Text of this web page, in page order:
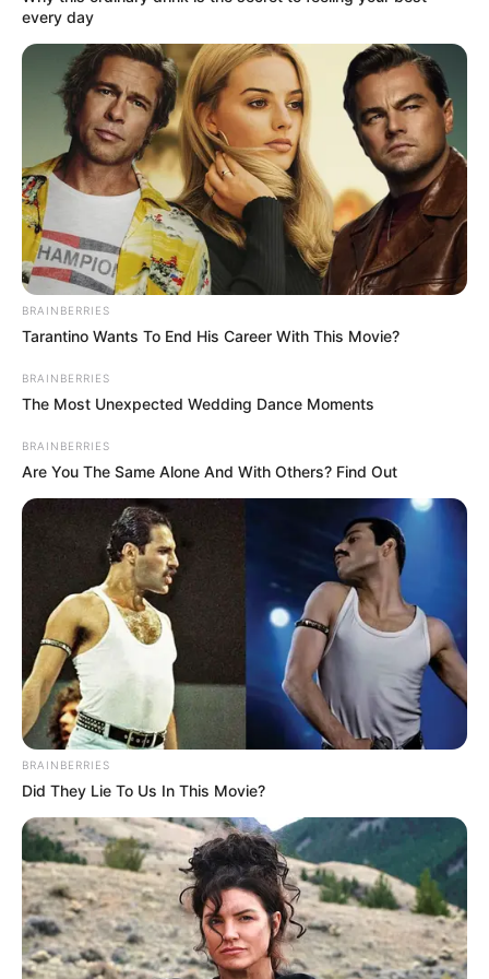
Serão disponibilizados conteúdos todas as terças-feiras no
os alunos fiquem atentos.
As aulas devem ser acessadas imediatamente após o envio?
Poderemos fazer quando convier, dentro do prazo, e todas as
cidades que aderiram ao projeto os gestores estão de acordo que
possamos efetuar o curso no horário de trabalho
Utilizando computadores Internet de onde trabalhamos....
Acesso às Lives
Além dos vídeos e outras informações sobre o acesso ao AVA,
estamos disponibilizando aqui no JASB, as lives voltadas ao Projeto
Agente com Saúde.
Quais são as responsabilidades dos gestores municipais com
o Programa?
Compra de materiais e equipamentos - as despesas para a
aquisição de materiais e equipamentos deverão ser efetuadas
conforme as exigências legais requeridas a quaisquer outras
despesas da Administração Pública.
every day
BRAINBERRIES
Tarantino Wants To End His Career With This Movie?
BRAINBERRIES
The Most Unexpected Wedding Dance Moments
BRAINBERRIES
Are You The Same Alone And With Others? Find Out
BRAINBERRIES
Did They Lie To Us In This Movie?